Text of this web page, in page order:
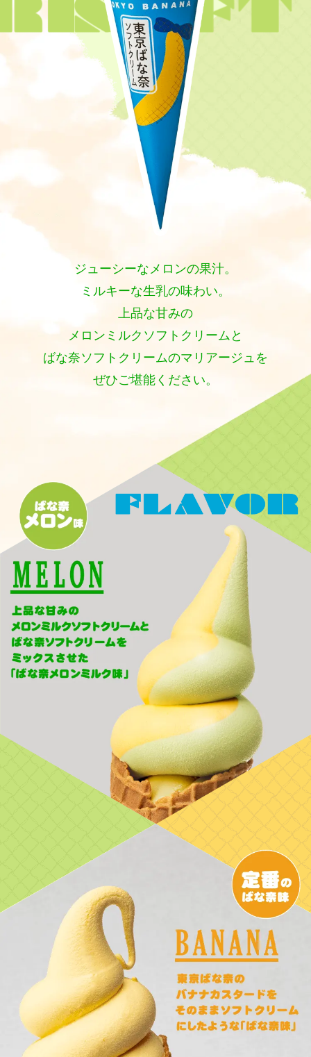
ジューシーなメロンの果汁。
ミルキーな生乳の味わい。
上品な甘みの
メロンミルクソフトクリームと
ばな奈ソフトクリームのマリアージュを
ぜひご堪能ください。